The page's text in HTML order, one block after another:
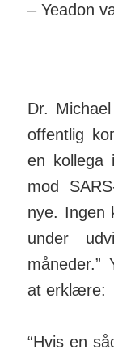
– Yeadon
Dr.
offentlig
en kollega
mod
nye. Ingen
under
måneder.”
at erklære:
“Hvis en